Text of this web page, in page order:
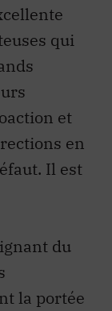
qui
et
en
Il est
du
la portée